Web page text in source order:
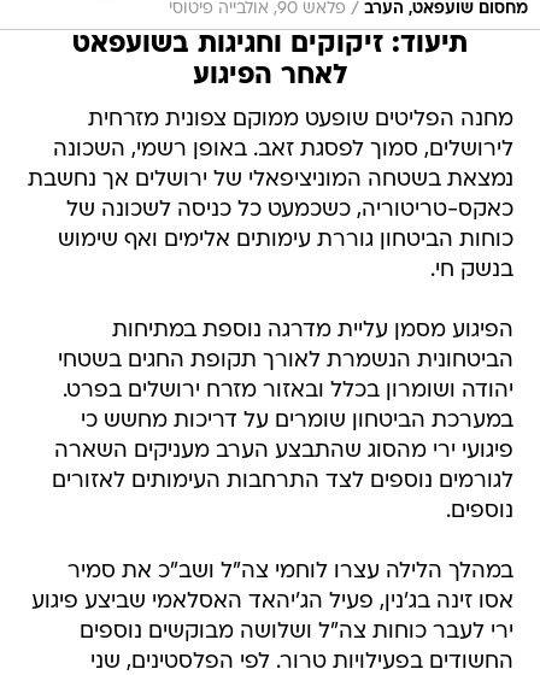
לאחר הפיגוע
מחנה הפליטים שופעט ממוקם צפונית מזרחית
לירושלים, סמוך לפסגת זאב. באופן רשמי, השכונה
נמצאת בשטחה המוניציפאלי של ירושלים אך נחשבת
כאקס-טריטוריה, כשכמעט כל כניסה לשכונה של
כוחות הביטחון גוררת עימותים אלימים ואף שימוש
בנשק חי.
הפיגוע מסמן עליית מדרגה נוספת במתיחות
יהודה ושומרון בכלל ובאזור מזרח ירושלים בפרט.
במערכת הביטחון שומרים על דריכות מחשש כי
פיגועי ירי מהסוג שהתבצע הערב מעניקים השארה
לגורמים נוספים לצד התרחבות העימותים לאזורים
נוספים.
במהלך הלילה עצרו לוחמי צה"ל ושב"כ את סמיר
ירי לעבר כוחות צה"ל ושלושה מבוקשים נוספים
החשודים בפעילויות טרור. לפי הפלסטינים, שני
צעירים נהרגו בחילופי אש במהלך המבצע, ו-11
נפצעו.